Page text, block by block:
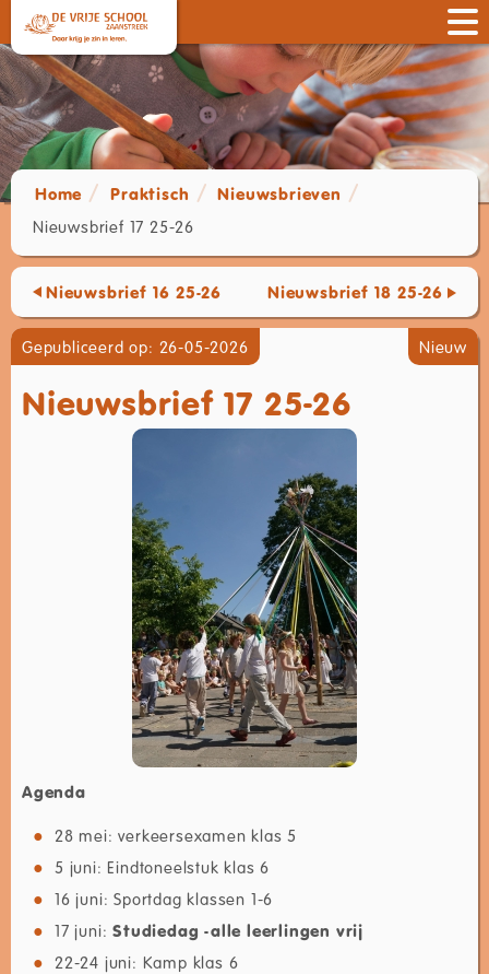
Home Praktisch
Nieuwsbrieven
Nieuwsbrief 17 25-26
Nieuwsbrief 16 25-26 Nieuwsbrief 18 25-26
Gepubliceerd op: 26-05-2026 Nieuw
Nieuwsbrief 17 25-26
Agenda
28 mei: verkeersexamen klas 5
5 juni: Eindtoneelstuk klas 6
16 juni: Sportdag klassen 1-6
17 juni:Studiedag -alle leerlingen vrij
22-24 juni: Kamp klas 6